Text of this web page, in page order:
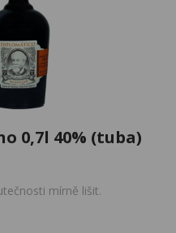
0,7l 40% (tuba)
mírně lišit.